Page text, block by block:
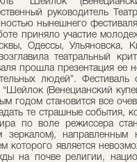
руководитель
нынешнего
приняло участие
Одессы, Ульяновска,
театральный
прошла презентация ее
людей”. Фестиваль
“Шейлок (Венецианский
годом становится все
те страшные события,
по воле режиссера
зеркалом),
которого является
на почве религии,